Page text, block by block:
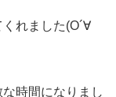
れました(O´∀
時間になりまし